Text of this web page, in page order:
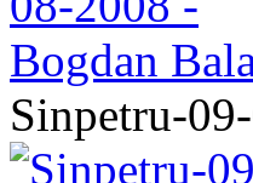
Sinpetru-